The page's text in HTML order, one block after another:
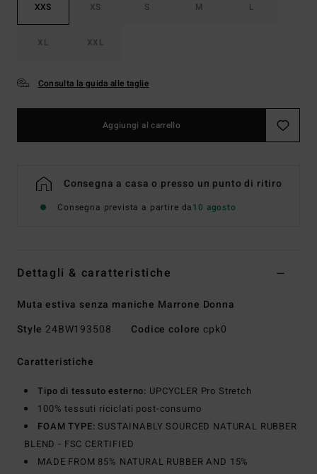
XXS XS S M L
XL XXL
Consulta la guida alle taglie
Aggiungi al carrello
Consegna a casa o presso un punto di ritiro
Consegna prevista a partire da10 agosto
Dettagli & caratteristiche
Muta estiva senza maniche Marrone Donna
Style 24BW193508 Codice colore cpk0
Caratteristiche
Tipo di tessuto esterno: UPCYCLER Pro Stretch
100% tessuti riciclati post-consumo
FOAM TYPE: SUSTAINABLY SOURCED NATURAL RUBBER
BLEND - FSC CERTIFIED
MADE FROM 85% NATURAL RUBBER AND 15%